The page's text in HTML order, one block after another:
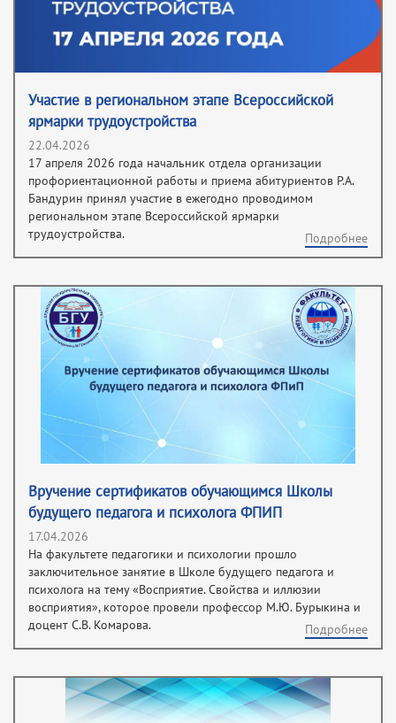
Участие в региональном этапе Всероссийской
ярмарки трудоустройства
22.04.2026
17 апреля 2026 года начальник отдела организации
профориентационной работы и приема абитуриентов Р.А.
Бандурин принял участие в ежегодно проводимом
региональном этапе Всероссийской ярмарки
трудоустройства.
Подробнее
Вручение сертификатов обучающимся Школы
будущего педагога и психолога ФПИП
17.04.2026
На факультете педагогики и психологии прошло
заключительное занятие в Школе будущего педагога и
психолога на тему «Восприятие. Свойства и иллюзии
восприятия», которое провели профессор М.Ю. Бурыкина и
доцент С.В. Комарова.
Подробнее